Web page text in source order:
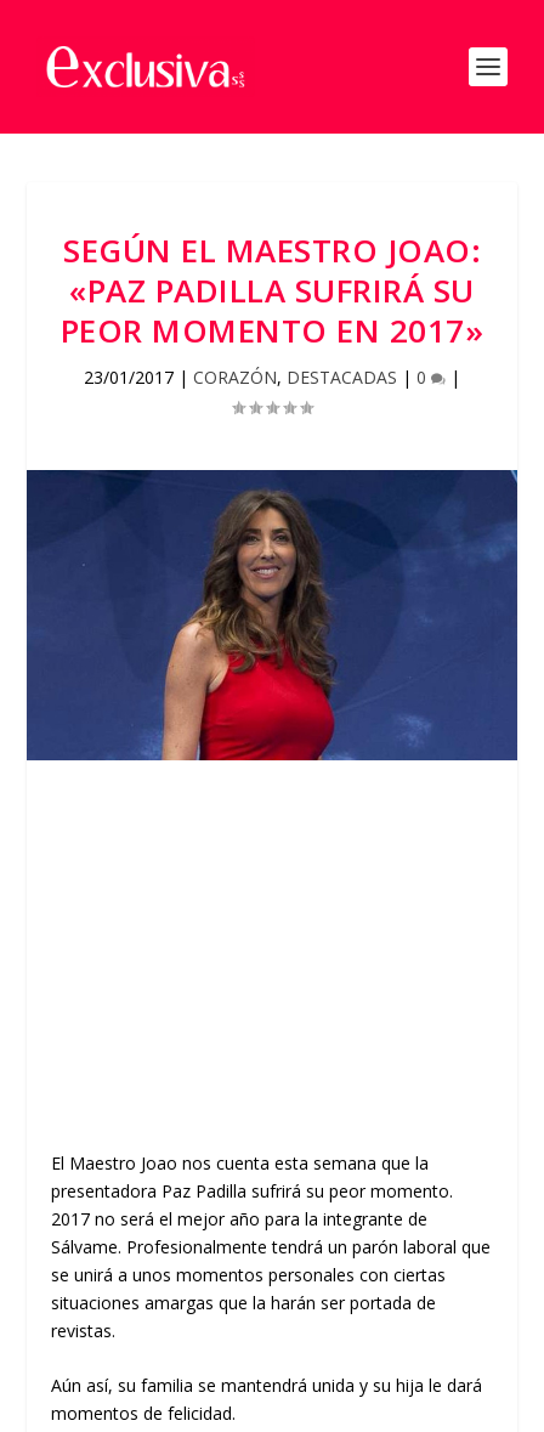
SEGÚN EL MAESTRO JOAO:
«PAZ PADILLA SUFRIRÁ SU
PEOR MOMENTO EN 2017»
23/01/2017 | CORAZÓN, DESTACADAS | 0 |
El Maestro Joao nos cuenta esta semana que la
presentadora Paz Padilla sufrirá su peor momento.
2017 no será el mejor año para la integrante de
Sálvame. Profesionalmente tendrá un parón laboral que
se unirá a unos momentos personales con ciertas
situaciones amargas que la harán ser portada de
revistas.
Aún así, su familia se mantendrá unida y su hija le dará
momentos de felicidad.